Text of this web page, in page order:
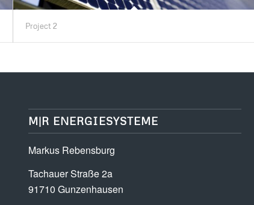
Project 2
M|R ENERGIESYSTEME
Markus Rebensburg
Tachauer Straße 2a
91710 Gunzenhausen